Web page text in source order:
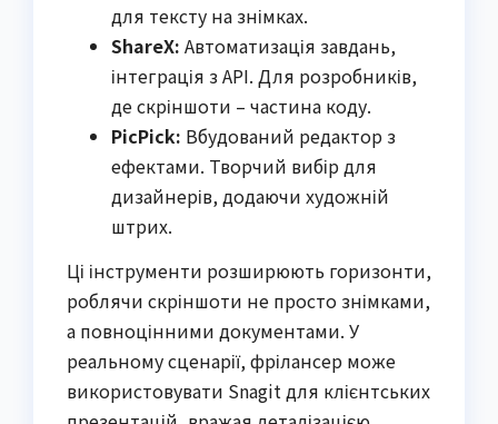
для тексту на знімках.
ShareX: Автоматизація завдань,
інтеграція з API. Для розробників,
де скріншоти – частина коду.
PicPick: Вбудований редактор з
ефектами. Творчий вибір для
дизайнерів, додаючи художній
штрих.
Ці інструменти розширюють горизонти,
роблячи скріншоти не просто знімками,
а повноцінними документами. У
реальному сценарії, фрілансер може
використовувати Snagit для клієнтських